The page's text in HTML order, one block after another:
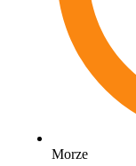
Morze